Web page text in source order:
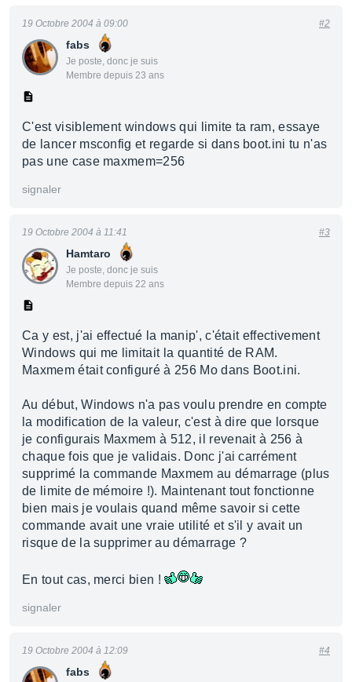
fabs
Je poste, donc je suis
Membre depuis 23 ans
19 Octobre 2004 à 09:00 #2
C'est visiblement windows qui limite ta ram, essaye
de lancer msconfig et regarde si dans boot.ini tu n'as
pas une case maxmem=256
signaler
Hamtaro
Je poste, donc je suis
Membre depuis 22 ans
19 Octobre 2004 à 11:41 #3
Ca y est, j'ai effectué la manip', c'était effectivement
Windows qui me limitait la quantité de RAM.
Maxmem était configuré à 256 Mo dans Boot.ini.
Au début, Windows n'a pas voulu prendre en compte
la modification de la valeur, c'est à dire que lorsque
je configurais Maxmem à 512, il revenait à 256 à
chaque fois que je validais. Donc j'ai carrément
supprimé la commande Maxmem au démarrage (plus
de limite de mémoire !). Maintenant tout fonctionne
bien mais je voulais quand même savoir si cette
commande avait une vraie utilité et s'il y avait un
risque de la supprimer au démarrage ?
En tout cas, merci bien !
signaler
fabs
19 Octobre 2004 à 12:09 #4